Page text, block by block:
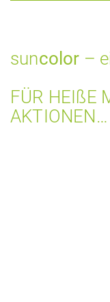
suncolor –
FÜR HEIßE
AKTIONEN…